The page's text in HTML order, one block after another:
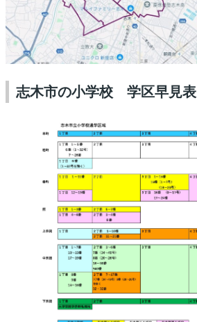
志木市の小学校 学区早見表